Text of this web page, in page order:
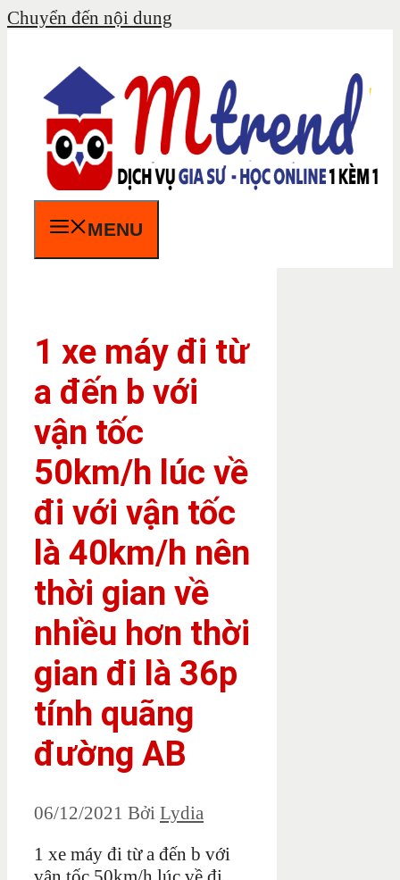
Chuyển đến nội dung
MENU
1 xe máy đi từ
a đến b với
vận tốc
50km/h lúc về
đi với vận tốc
là 40km/h nên
thời gian về
nhiều hơn thời
gian đi là 36p
tính quãng
đường AB
06/12/2021 Bởi Lydia
1 xe máy đi từ a đến b với